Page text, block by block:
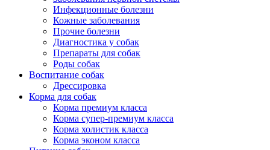
Инфекционные болезни
Кожные заболевания
Прочие болезни
Диагностика у собак
Препараты для собак
Роды собак
Воспитание собак
Дрессировка
Корма для собак
Корма премиум класса
Корма супер-премиум класса
Корма холистик класса
Корма эконом класса